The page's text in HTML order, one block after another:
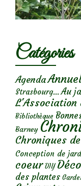
Catégories
Agenda
Strasbourg... Au
L'Association
Bibliothèque
Barney
Chroniques
Conception de
coeur DIY
des plantes